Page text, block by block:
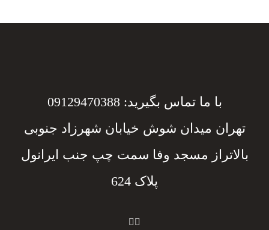
با ما تماس بگیرید: 09129470388
تهران میدان شوش خیابان شهرزاد جنوبی
بالاتراز مسجد وفا سمت چپ جنب ایرانول
پلاک 624